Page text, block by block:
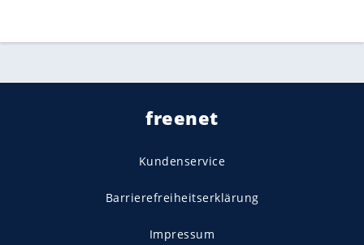
freenet
Kundenservice
Barrierefreiheitserklärung
Impressum